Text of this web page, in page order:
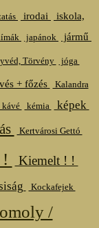
irodai
iskola,
japánok jármű
Törvény jóga
+ főzés Kalandra
kávé kémia képek
Kertvárosi Gettó
Kiemelt ! !
Kockafejek
/